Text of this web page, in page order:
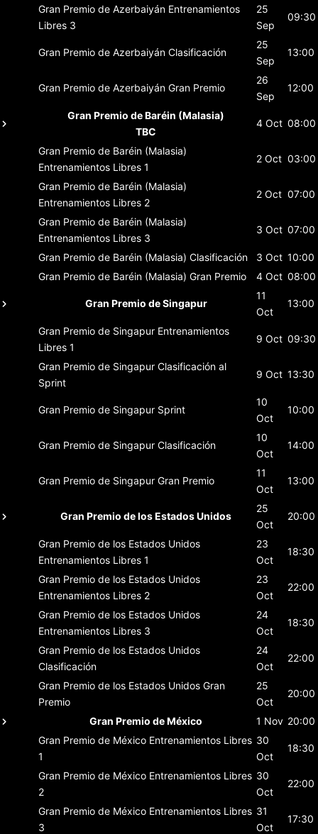
Gran Premio de Azerbaiyán Entrenamientos
Libres 3
25
Sep
09:30
Gran Premio de Azerbaiyán Clasificación
25
Sep
13:00
Gran Premio de Azerbaiyán Gran Premio
26
Sep
12:00
Gran Premio de Baréin (Malasia)
TBC
4 Oct 08:00
Gran Premio de Baréin (Malasia)
Entrenamientos Libres 1
2 Oct 03:00
Gran Premio de Baréin (Malasia)
Entrenamientos Libres 2
2 Oct 07:00
Gran Premio de Baréin (Malasia)
Entrenamientos Libres 3
3 Oct 07:00
Gran Premio de Baréin (Malasia) Clasificación 3 Oct 10:00
Gran Premio de Baréin (Malasia) Gran Premio 4 Oct 08:00
Gran Premio de Singapur
11
Oct
13:00
Gran Premio de Singapur Entrenamientos
Libres 1
9 Oct 09:30
Gran Premio de Singapur Clasificación al
Sprint
9 Oct 13:30
Gran Premio de Singapur Sprint
10
Oct
10:00
Gran Premio de Singapur Clasificación
10
Oct
14:00
Gran Premio de Singapur Gran Premio
11
Oct
13:00
Gran Premio de los Estados Unidos
25
Oct
20:00
Gran Premio de los Estados Unidos
Entrenamientos Libres 1
23
Oct
18:30
Gran Premio de los Estados Unidos
Entrenamientos Libres 2
23
Oct
22:00
Gran Premio de los Estados Unidos
Entrenamientos Libres 3
24
Oct
18:30
Gran Premio de los Estados Unidos
Clasificación
24
Oct
22:00
Gran Premio de los Estados Unidos Gran
Premio
25
Oct
20:00
Gran Premio de México 1 Nov 20:00
Gran Premio de México Entrenamientos Libres
1
30
Oct
18:30
Gran Premio de México Entrenamientos Libres
2
30
Oct
22:00
Gran Premio de México Entrenamientos Libres
3
31
Oct
17:30